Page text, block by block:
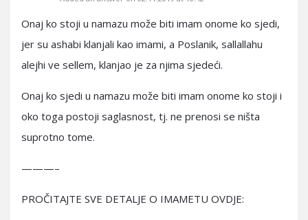
Onaj ko stoji u namazu može biti imam onome ko sjedi,
jer su ashabi klanjali kao imami, a Poslanik, sallallahu
alejhi ve sellem, klanjao je za njima sjedeći.
Onaj ko sjedi u namazu može biti imam onome ko stoji i
oko toga postoji saglasnost, tj. ne prenosi se ništa
suprotno tome.
———–
PROČITAJTE SVE DETALJE O IMAMETU OVDJE: